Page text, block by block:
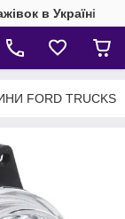
в Україні
FORD TRUCKS